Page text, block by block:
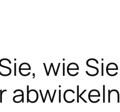
wie Sie
abwickeln